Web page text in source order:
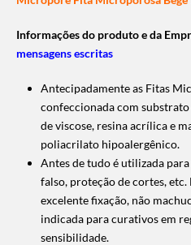
Informações do produto e da
mensagens escritas
Antecipadamente as Fitas
confeccionada com
de viscose, resina acrílica e
poliacrilato hipoalergênico.
Antes de tudo é utilizada
falso, proteção de cortes, etc.
excelente fixação, não
indicada para curativos em
sensibilidade.